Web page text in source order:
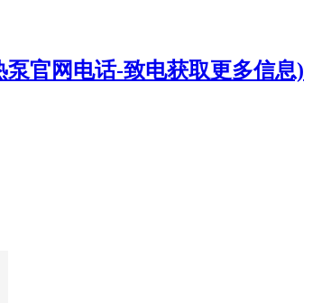
官网电话-致电获取更多信息)